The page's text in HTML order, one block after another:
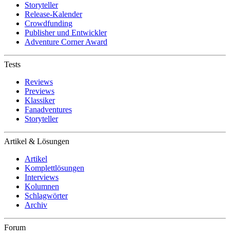
Storyteller
Release-Kalender
Crowdfunding
Publisher und Entwickler
Adventure Corner Award
Tests
Reviews
Previews
Klassiker
Fanadventures
Storyteller
Artikel & Lösungen
Artikel
Komplettlösungen
Interviews
Kolumnen
Schlagwörter
Archiv
Forum